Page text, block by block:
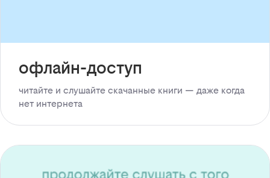
офлайн-доступ
читайте и слушайте скачанные книги — даже когда
нет интернета